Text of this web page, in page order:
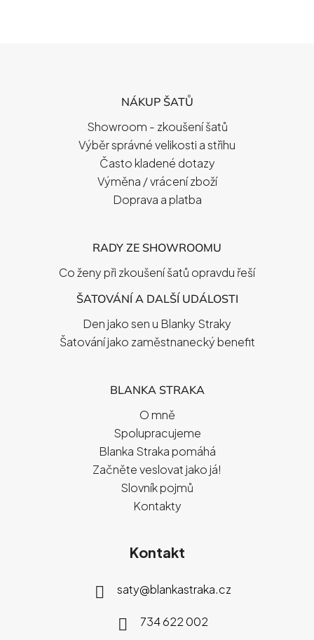
NÁKUP ŠATŮ
Showroom - zkoušení šatů
Výběr správné velikosti a střihu
Často kladené dotazy
Výměna / vrácení zboží
Doprava a platba
RADY ZE SHOWROOMU
Co ženy při zkoušení šatů opravdu řeší
ŠATOVÁNÍ A DALŠÍ UDÁLOSTI
Den jako sen u Blanky Straky
Šatování jako zaměstnanecký benefit
BLANKA STRAKA
O mně
Spolupracujeme
Blanka Straka pomáhá
Začněte veslovat jako já!
Slovník pojmů
Kontakty
Kontakt
saty@blankastraka.cz
734 622 002